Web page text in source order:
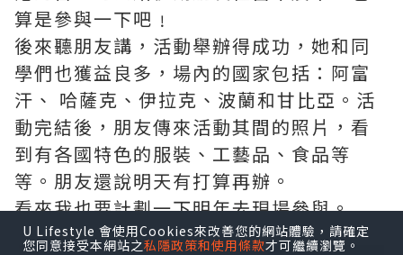
算是參與一下吧﹗
後來聽朋友講，活動舉辦得成功，她和同
學們也獲益良多，場內的國家包括：阿富
汗、 哈薩克、伊拉克、波蘭和甘比亞。活
動完結後，朋友傳來活動其間的照片，看
到有各國特色的服裝、工藝品、食品等
等。朋友還說明天有打算再辦。
看來我也要計劃一下明年去現場參與。
點擊圖片放大
U Lifestyle 會使用Cookies來改善您的網站體驗，請確定
您同意接受本網站之私隱政策和使用條款才可繼續瀏覽。